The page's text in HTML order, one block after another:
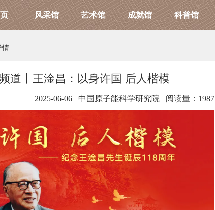
风采馆 艺术馆 成就馆 科普馆
情
道丨王淦昌：以身许国 后人楷模
2025-06-06 中国原子能科学研究院 阅读量：1987